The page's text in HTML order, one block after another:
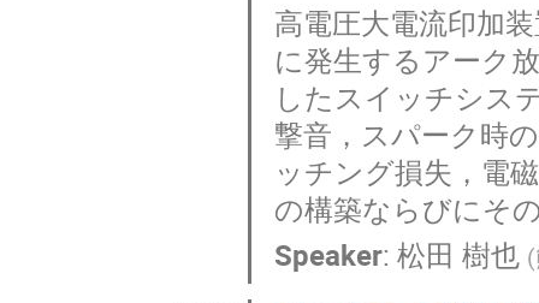
高電圧大電流印加
に発生するアーク
したスイッチシス
撃音，スパーク時
ッチング損失，電
の構築ならびにそ
Speaker:松田 樹也 (